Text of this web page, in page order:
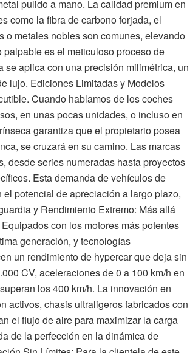
pulido a mano. La calidad premium en
como la fibra de carbono forjada, el
metales nobles son comunes, elevando
es el meticuloso proceso de
aplica con una precisión milimétrica, un
lujo. Ediciones Limitadas y Modelos
Cuando hablamos de los coches
en unas pocas unidades, o incluso en
garantiza que el propietario posea
se cruzará en su camino. Las marcas
desde series numeradas hasta proyectos
Esta demanda de vehículos de
potencial de apreciación a largo plazo,
y Rendimiento Extremo: Más allá
con los motores más potentes
generación, y tecnologías
un rendimiento de hypercar que deja sin
CV, aceleraciones de 0 a 100 km/h en
los 400 km/h. La innovación en
activos, chasis ultraligeros fabricados con
el flujo de aire para maximizar la carga
de la perfección en la dinámica de